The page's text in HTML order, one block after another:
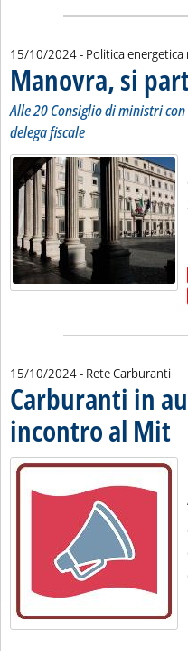
15/10/2024- Politica energetica
Manovra, si
Alle 20 Consiglio di ministri con
delega fiscale
Lista allegati PDF
15/10/2024- Rete Carburanti
Carburanti in
incontro al Mit .